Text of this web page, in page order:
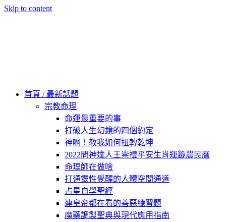
Skip to content
首頁 / 最新話題
宗教命理
命運最重要的事
打破人生幻鏡的四個約定
神啊！教我如何扭轉乾坤
2022問神達人王崇禮平安生肖運籤農民曆
命理師在做啥
打通靈性覺醒的人體空間通道
占星自學聖經
連皇帝都在看的善惡練習題
魔藥調製聖典與現代應用指南